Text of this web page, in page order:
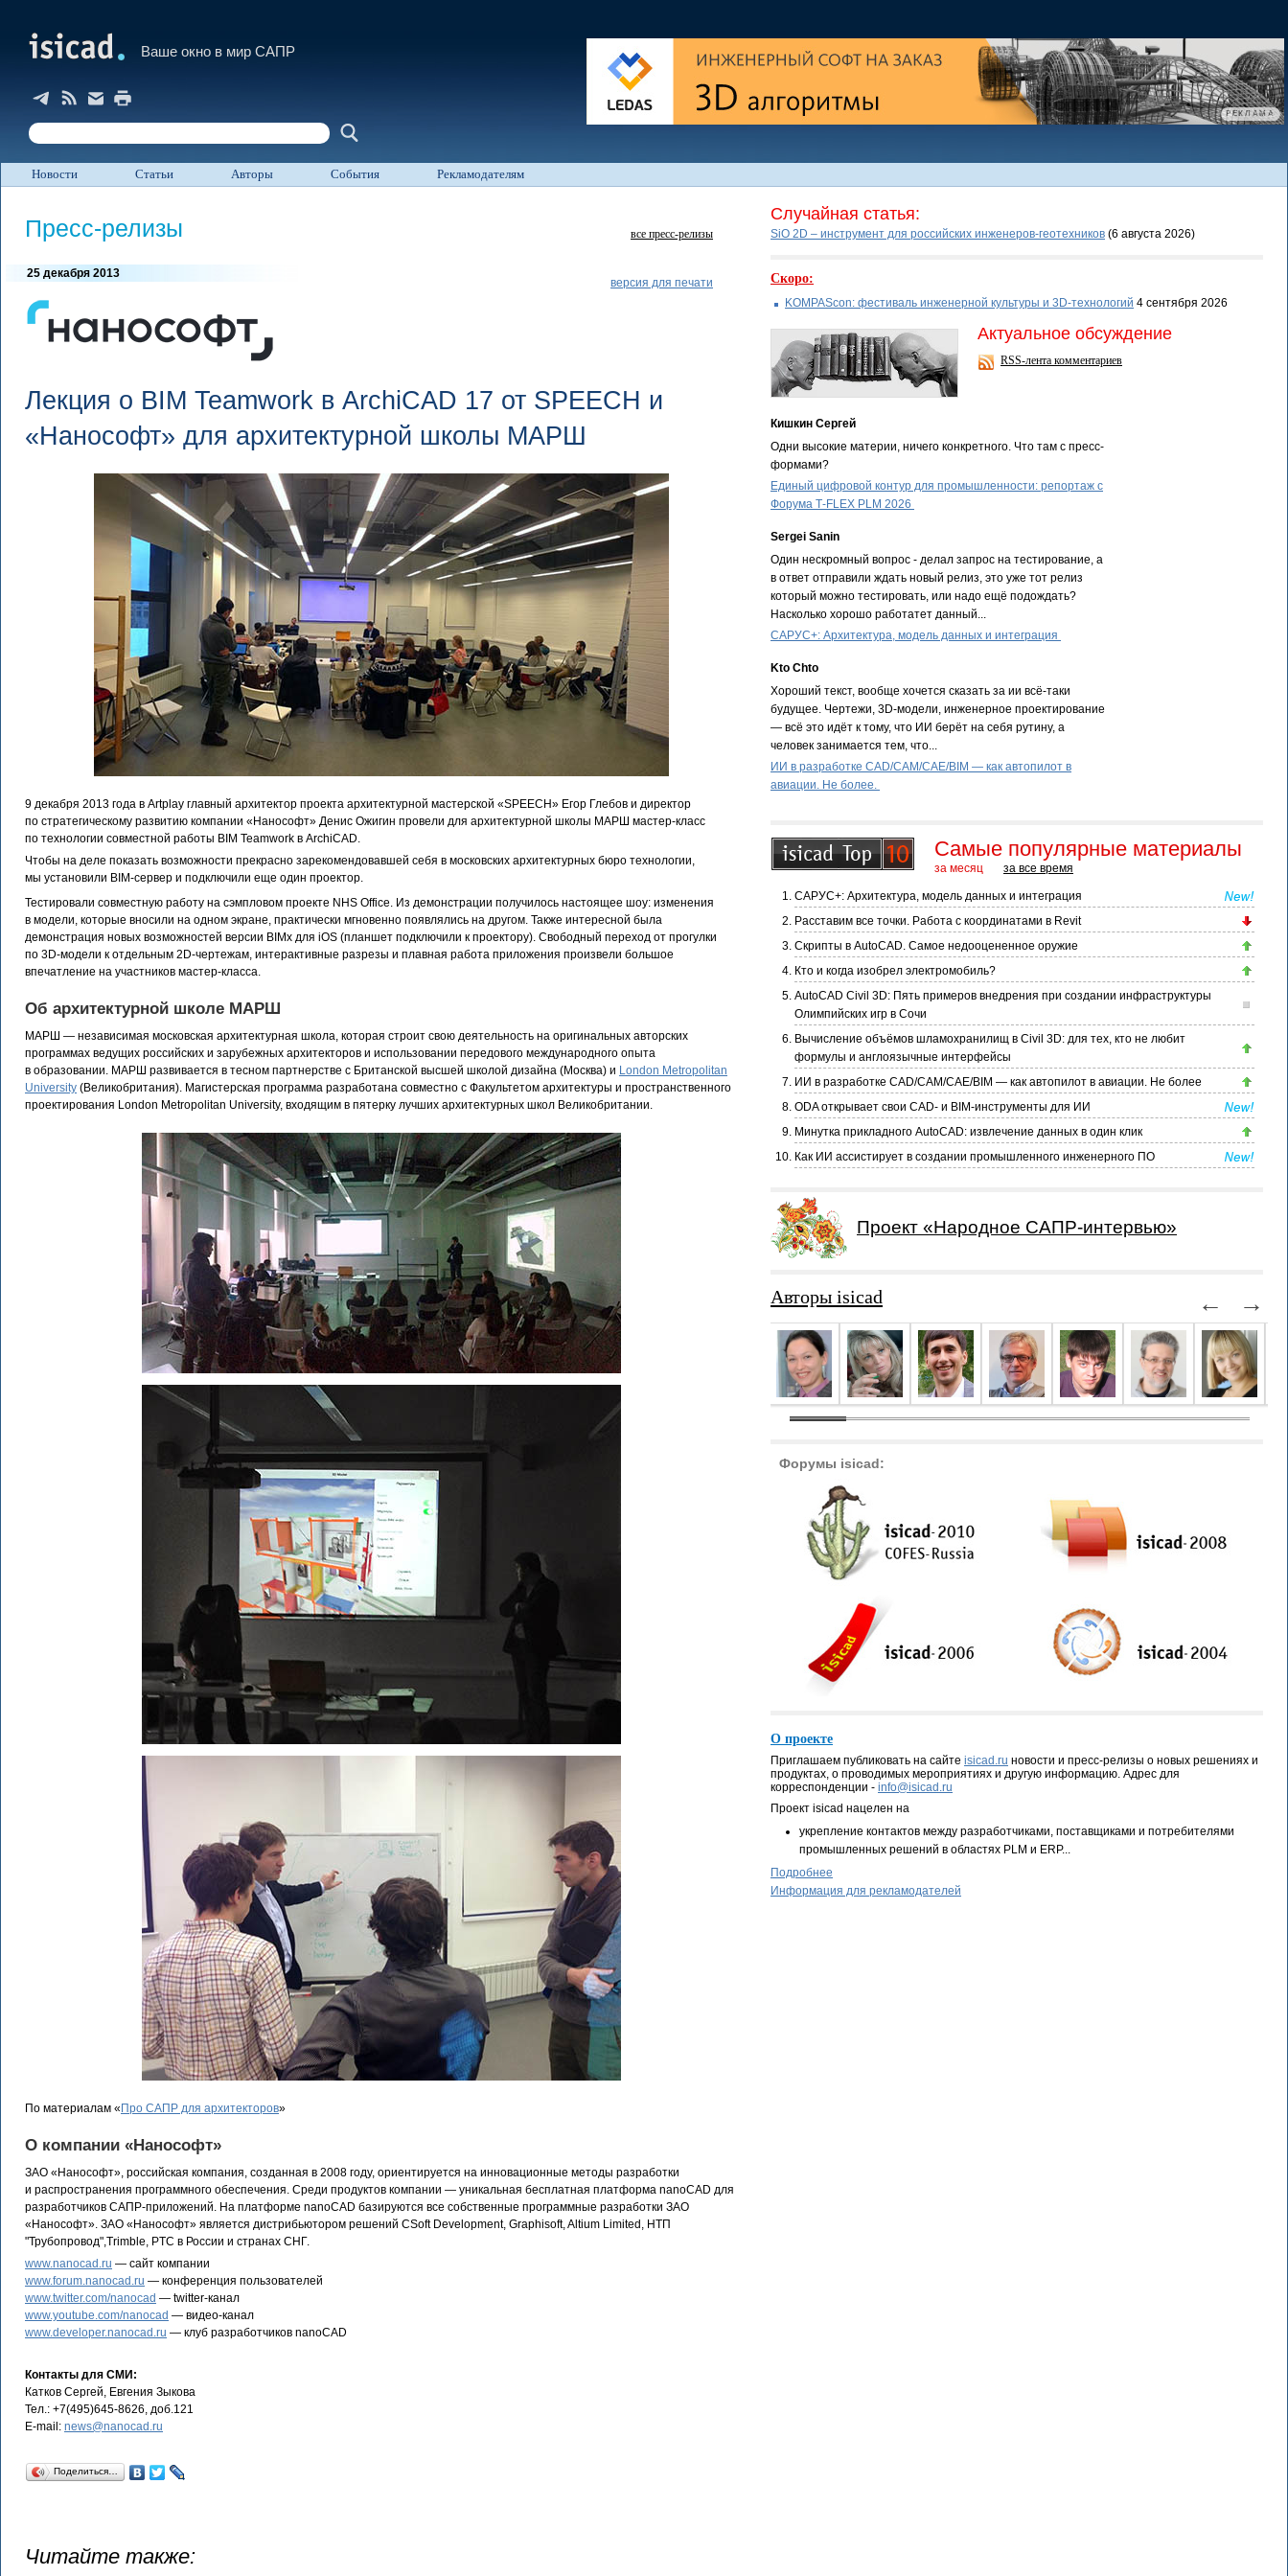
Ваше окно в мир САПР
Новости Статьи Авторы События Рекламодателям
все пресс-релизы
Пресс-релизы
версия для печати
25 декабря 2013
Лекция о BIM Teamwork в ArchiCAD 17 от SPEECH и
«Нанософт» для архитектурной школы МАРШ
9 декабря 2013 года в Artplay главный архитектор проекта архитектурной мастерской «SPEECH» Егор Глебов и директор
по стратегическому развитию компании «Нанософт» Денис Ожигин провели для архитектурной школы МАРШ мастер-класс
по технологии совместной работы BIM Teamwork в ArchiCAD.
Чтобы на деле показать возможности прекрасно зарекомендовавшей себя в московских архитектурных бюро технологии,
мы установили BIM-сервер и подключили еще один проектор.
Тестировали совместную работу на сэмпловом проекте NHS Office. Из демонстрации получилось настоящее шоу: изменения
в модели, которые вносили на одном экране, практически мгновенно появлялись на другом. Также интересной была
демонстрация новых возможностей версии BIMx для iOS (планшет подключили к проектору). Свободный переход от прогулки
по 3D-модели к отдельным 2D-чертежам, интерактивные разрезы и плавная работа приложения произвели большое
впечатление на участников мастер-класса.
Об архитектурной школе МАРШ
МАРШ — независимая московская архитектурная школа, которая строит свою деятельность на оригинальных авторских
программах ведущих российских и зарубежных архитекторов и использовании передового международного опыта
в образовании. МАРШ развивается в тесном партнерстве с Британской высшей школой дизайна (Москва) и London Metropolitan
University (Великобритания). Магистерская программа разработана совместно с Факультетом архитектуры и пространственного
проектирования London Metropolitan University, входящим в пятерку лучших архитектурных школ Великобритании.
По материалам « Про САПР для архитекторов»
О компании «Нанософт»
ЗАО «Нанософт», российская компания, созданная в 2008 году, ориентируется на инновационные методы разработки
и распространения программного обеспечения. Среди продуктов компании — уникальная бесплатная платформа nanoCAD для
разработчиков САПР-приложений. На платформе nanoCAD базируются все собственные программные разработки ЗАО
«Нанософт». ЗАО «Нанософт» является дистрибьютором решений CSoft Development, Graphisoft, Altium Limited, НТП
"Трубопровод",Trimble, PTC в России и странах СНГ.
www.nanocad.ru — сайт компании
www.forum.nanocad.ru — конференция пользователей
www.twitter.com/nanocad — twitter-канал
www.youtube.com/nanocad — видео-канал
www.developer.nanocad.ru — клуб разработчиков nanoCAD
Контакты для СМИ:
Катков Сергей, Евгения Зыкова
Тел.: +7(495)645-8626, доб.121
E-mail: news@nanocad.ru
Поделиться…
Читайте также:
Случайная статья:
SiO 2D – инструмент для российских инженеров-геотехников (6 августа 2026)
Скоро:
KOMPAScon: фестиваль инженерной культуры и 3D-технологий 4 сентября 2026
Актуальное обсуждение
RSS-лента комментариев
Кишкин Сергей
Одни высокие материи, ничего конкретного. Что там с пресс-
формами?
Единый цифровой контур для промышленности: репортаж с
Форума T‑FLEX PLM 2026
Sergei Sanin
Один нескромный вопрос - делал запрос на тестирование, а
в ответ отправили ждать новый релиз, это уже тот релиз
который можно тестировать, или надо ещё подождать?
Насколько хорошо работатет данный...
САРУС+: Архитектура, модель данных и интеграция
Kto Chto
Хороший текст, вообще хочется сказать за ии всё-таки
будущее. Чертежи, 3D-модели, инженерное проектирование
— всё это идёт к тому, что ИИ берёт на себя рутину, а
человек занимается тем, что...
ИИ в разработке CAD/CAM/CAE/BIM — как автопилот в
авиации. Не более.
Самые популярные материалы
за месяц за все время
САРУС+: Архитектура, модель данных и интеграция
Расставим все точки. Работа с координатами в Revit
Скрипты в AutoCAD. Самое недооцененное оружие
Кто и когда изобрел электромобиль?
AutoCAD Civil 3D: Пять примеров внедрения при создании инфраструктуры
Олимпийских игр в Сочи
Вычисление объёмов шламохранилищ в Civil 3D: для тех, кто не любит
формулы и англоязычные интерфейсы
ИИ в разработке CAD/CAM/CAE/BIM — как автопилот в авиации. Не более
ODA открывает свои CAD- и BIM-инструменты для ИИ
Минутка прикладного AutoCAD: извлечение данных в один клик
Как ИИ ассистирует в создании промышленного инженерного ПО
Проект «Народное САПР-интервью»
Авторы isicad ← →
Форумы isicad:
О проекте
Приглашаем публиковать на сайте isicad.ru новости и пресс-релизы о новых решениях и
продуктах, о проводимых мероприятиях и другую информацию. Адрес для
корреспонденции - info@isicad.ru
Проект isicad нацелен на
укрепление контактов между разработчиками, поставщиками и потребителями
промышленных решений в областях PLM и ERP...
Подробнее
Информация для рекламодателей